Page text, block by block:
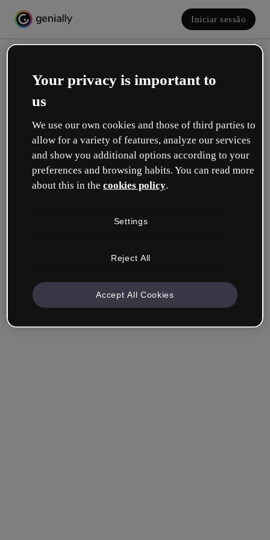
Iniciar sessão
Crie a sua conta! É grátis!
Qual descreve melhor a sua função?
Empresa & Profissionais
outra área.
Your privacy is important to
us
We use our own cookies and those of third parties to
allow for a variety of features, analyze our services
and show you additional options according to your
preferences and browsing habits. You can read more
about this in the cookies policy.
Settings
Reject All
Accept All Cookies